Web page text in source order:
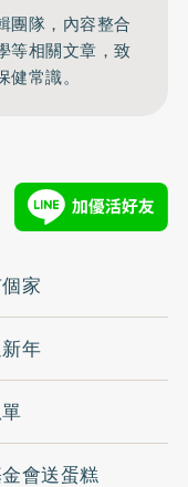
團隊，內容整合
等相關文章，致
常識。
家
年
會送蛋糕